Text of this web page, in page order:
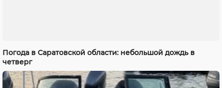
Погода в Саратовской области: небольшой дождь в
четверг